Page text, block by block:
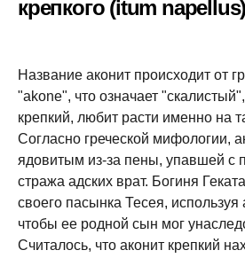
крепкого (itum napellus)
Название аконит происходит от
"akone", что означает
крепкий, любит расти именно на
Согласно греческой мифологии,
ядовитым из-за пены, упавшей с
стража адских врат. Богиня
своего пасынка Тесея, используя
чтобы ее родной сын мог
Считалось, что аконит крепкий